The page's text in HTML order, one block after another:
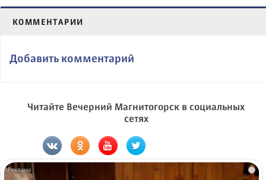
КОММЕНТАРИИ
Добавить комментарий
Читайте Вечерний Магнитогорск в социальных
сетях
i